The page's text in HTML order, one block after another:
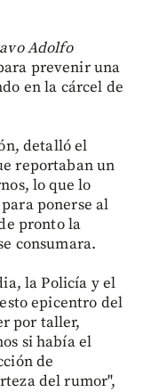
Adolfo
prevenir una
en la cárcel de
detalló el
reportaban un
lo que lo
ponerse al
pronto la
consumara.
la Policía y el
epicentro del
por taller,
si había el
de
del rumor",